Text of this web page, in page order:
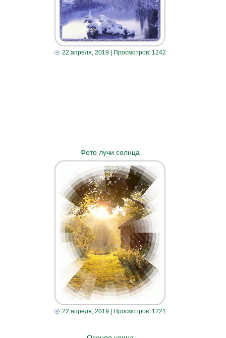
22 апреля, 2019| Просмотров: 1242
Фото лучи солнца
22 апреля, 2019| Просмотров: 1221